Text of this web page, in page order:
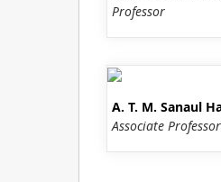
Professor
A. T. M. Sanaul
Associate Professor